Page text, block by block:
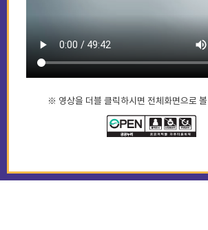
※ 영상을 더블 클릭하시면 전체화면으로